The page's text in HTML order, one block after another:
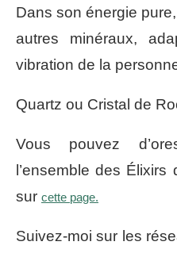
Dans son énergie
autres minéraux,
vibration de la
Quartz ou Cristal de
Vous pouvez
l’ensemble des
sur cette page.
Suivez-moi sur les